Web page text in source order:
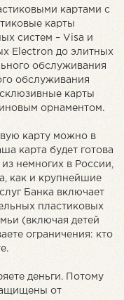
картами с
карты
систем – Visa и
Еlеctron до элитных
обслуживания
обслуживания
карты
орнаментом.
карту можно в
карта будет готова
немногих в России,
как и крупнейшие
Банка включает
пластиковых
(включая детей
ограничения: кто
деньги. Потому
от